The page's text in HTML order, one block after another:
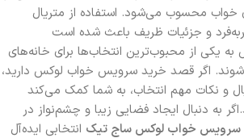
خواب محسوب می‌شود. استفاده از متریال
و جزئیات ظریف باعث شده است
یکی از محبوب‌ترین انتخاب‌ها برای خانه‌های
اگر قصد خرید سرویس خواب لوکس دارید،
و نکات مهم انتخاب، به شما کمک می‌کند
به دنبال ایجاد فضایی زیبا و چشم‌نواز در
سرویس خواب لوکس ساج تیک انتخابی ایده‌آل